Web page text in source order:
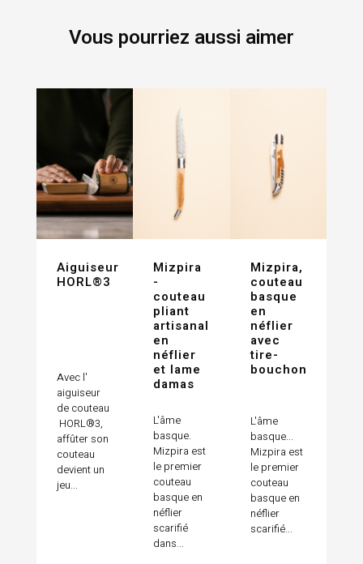
Vous pourriez aussi aimer
Aiguiseur
HORL®3
Avec l'
aiguiseur
de couteau
HORL®3,
affûter son
couteau
devient un
jeu...
Mizpira
-
couteau
pliant
artisanal
en
néflier
et lame
damas
L'âme
basque.
Mizpira est
le premier
couteau
basque en
néflier
scarifié
dans...
Mizpira,
couteau
basque
en
néflier
avec
tire-
bouchon
L'âme
basque...
Mizpira est
le premier
couteau
basque en
néflier
scarifié...